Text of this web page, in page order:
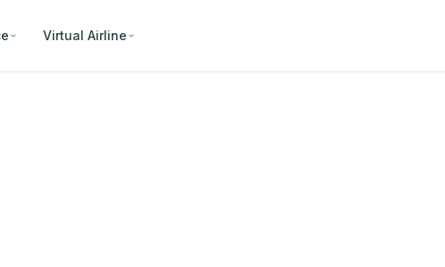
Virtual Airline